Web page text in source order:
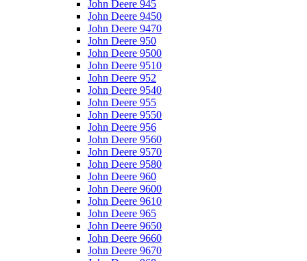
John Deere 945
John Deere 9450
John Deere 9470
John Deere 950
John Deere 9500
John Deere 9510
John Deere 952
John Deere 9540
John Deere 955
John Deere 9550
John Deere 956
John Deere 9560
John Deere 9570
John Deere 9580
John Deere 960
John Deere 9600
John Deere 9610
John Deere 965
John Deere 9650
John Deere 9660
John Deere 9670